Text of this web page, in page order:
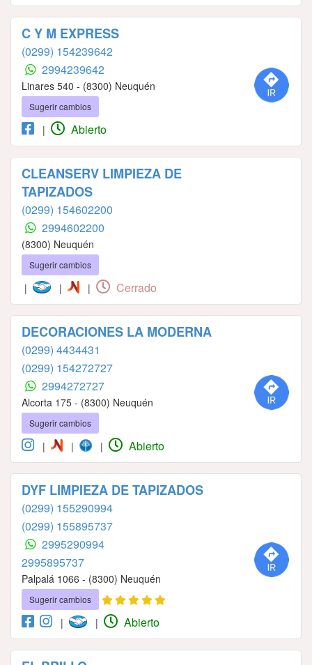
C Y M EXPRESS
(0299) 154239642
2994239642
Linares 540 - (8300) Neuquén
Sugerir cambios
| Abierto
CLEANSERV LIMPIEZA DE
TAPIZADOS
(0299) 154602200
2994602200
(8300) Neuquén
Sugerir cambios
| | | Cerrado
DECORACIONES LA MODERNA
(0299) 4434431
(0299) 154272727
2994272727
Alcorta 175 - (8300) Neuquén
Sugerir cambios
| | | Abierto
DYF LIMPIEZA DE TAPIZADOS
(0299) 155290994
(0299) 155895737
2995290994
2995895737
Palpalá 1066 - (8300) Neuquén
Sugerir cambios
| | Abierto